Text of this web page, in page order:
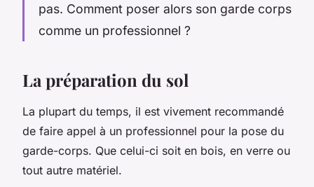
pas. Comment poser alors son garde corps
comme un professionnel ?
La préparation du sol
La plupart du temps, il est vivement recommandé
de faire appel à un professionnel pour la pose du
garde-corps. Que celui-ci soit en bois, en verre ou
tout autre matériel.